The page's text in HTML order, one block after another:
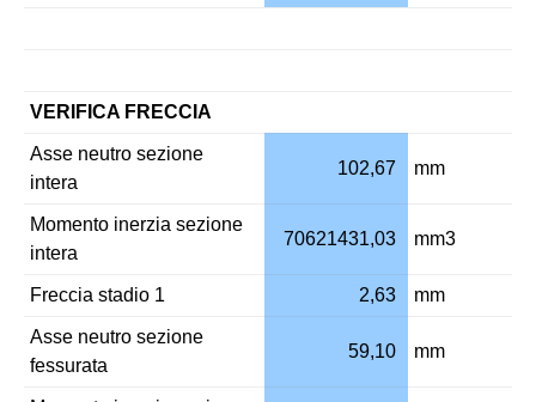
VERIFICA FRECCIA
Asse neutro sezione
intera
102,67 mm
Momento inerzia sezione
intera
70621431,03 mm3
Freccia stadio 1 2,63 mm
Asse neutro sezione
fessurata
59,10 mm